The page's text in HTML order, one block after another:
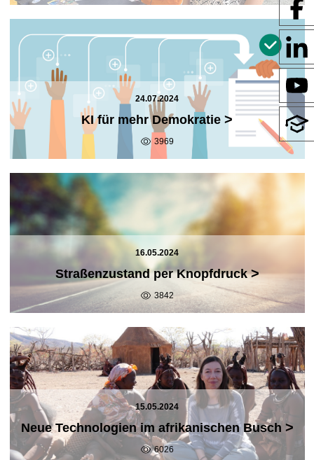
24.07.2024
KI für mehr Demokratie >
3969
16.05.2024
Straßenzustand per Knopfdruck>
3842
15.05.2024
Neue Technologien im afrikanischen Busch >
6026